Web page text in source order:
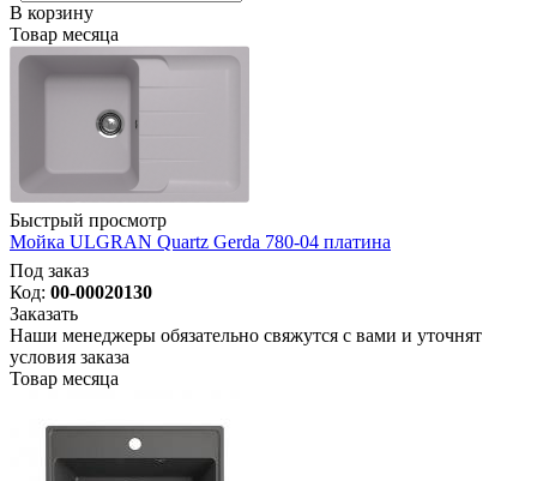
В корзину
Товар месяца
Быстрый просмотр
Мойка ULGRAN Quartz Gerda 780-04 платина
Под заказ
Код: 00-00020130
Заказать
Наши менеджеры обязательно свяжутся с вами и уточнят
условия заказа
Товар месяца